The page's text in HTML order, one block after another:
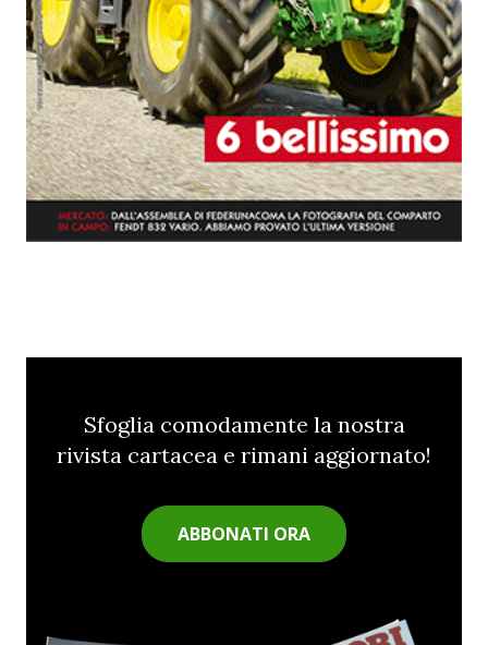
Sfoglia comodamente la nostra
rivista cartacea e rimani aggiornato!
ABBONATI ORA